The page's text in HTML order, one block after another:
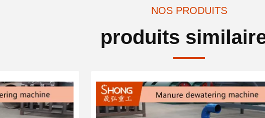
NOS PRODUITS
produits